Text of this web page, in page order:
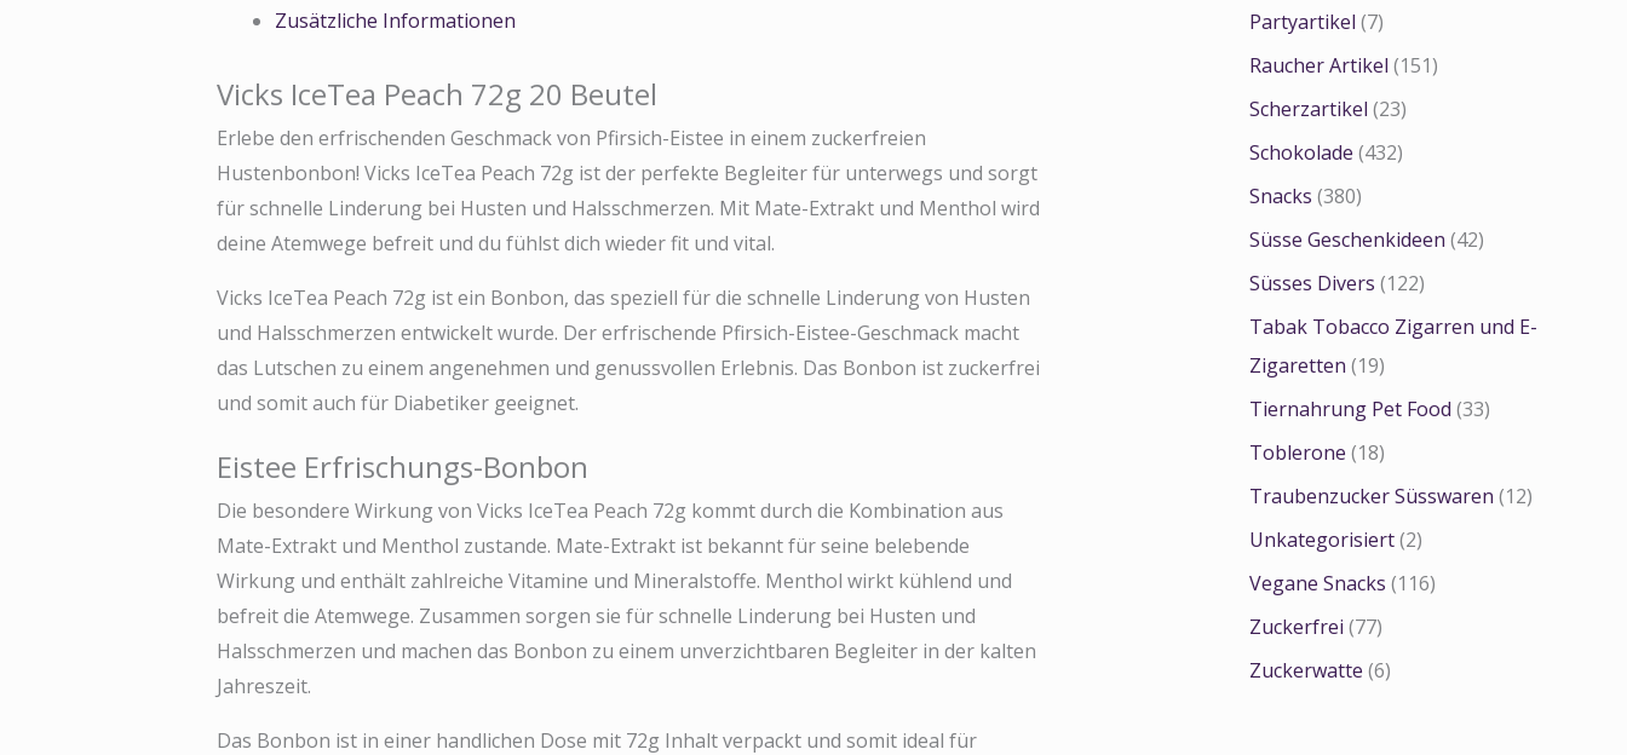
Zusätzliche Informationen
Vicks IceTea Peach 72g 20 Beutel
Erlebe den erfrischenden Geschmack von Pfirsich-Eistee in einem zuckerfreien
Hustenbonbon! Vicks IceTea Peach 72g ist der perfekte Begleiter für unterwegs und sorgt
für schnelle Linderung bei Husten und Halsschmerzen. Mit Mate-Extrakt und Menthol wird
deine Atemwege befreit und du fühlst dich wieder fit und vital.
Vicks IceTea Peach 72g ist ein Bonbon, das speziell für die schnelle Linderung von Husten
und Halsschmerzen entwickelt wurde. Der erfrischende Pfirsich-Eistee-Geschmack macht
das Lutschen zu einem angenehmen und genussvollen Erlebnis. Das Bonbon ist zuckerfrei
und somit auch für Diabetiker geeignet.
Eistee Erfrischungs-Bonbon
Die besondere Wirkung von Vicks IceTea Peach 72g kommt durch die Kombination aus
Mate-Extrakt und Menthol zustande. Mate-Extrakt ist bekannt für seine belebende
Wirkung und enthält zahlreiche Vitamine und Mineralstoffe. Menthol wirkt kühlend und
befreit die Atemwege. Zusammen sorgen sie für schnelle Linderung bei Husten und
Halsschmerzen und machen das Bonbon zu einem unverzichtbaren Begleiter in der kalten
Jahreszeit.
Das Bonbon ist in einer handlichen Dose mit 72g Inhalt verpackt und somit ideal für
Partyartikel (7)
Raucher Artikel (151)
Scherzartikel (23)
Schokolade (432)
Snacks (380)
Süsse Geschenkideen (42)
Süsses Divers (122)
Tabak Tobacco Zigarren und E-
Zigaretten (19)
Tiernahrung Pet Food (33)
Toblerone (18)
Traubenzucker Süsswaren (12)
Unkategorisiert(2)
Vegane Snacks (116)
Zuckerfrei (77)
Zuckerwatte (6)